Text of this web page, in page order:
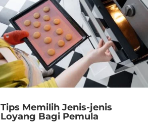
Tips Memilih Jenis-jenis
Loyang Bagi Pemula